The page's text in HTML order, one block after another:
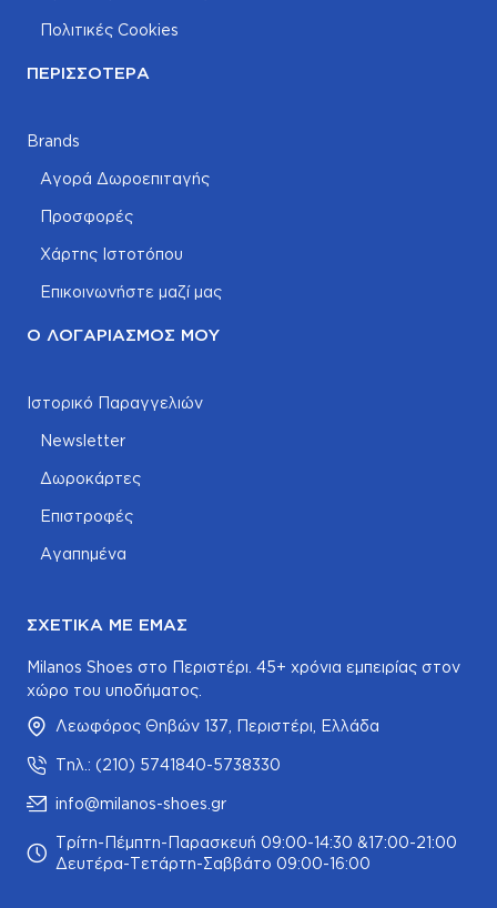
Πολιτικές Cookies
ΠΕΡΙΣΣΌΤΕΡΑ
Brands
Αγορά Δωροεπιταγής
Προσφορές
Χάρτης Ιστοτόπου
Επικοινωνήστε μαζί μας
Ο ΛΟΓΑΡΙΑΣΜΌΣ ΜΟΥ
Ιστορικό Παραγγελιών
Newsletter
Δωροκάρτες
Επιστροφές
Αγαπημένα
ΣΧΕΤΙΚΆ ΜΕ ΕΜΆΣ
Milanos Shoes στο Περιστέρι. 45+ χρόνια εμπειρίας στον
χώρο του υποδήματος.
Λεωφόρος Θηβών 137, Περιστέρι, Ελλάδα
Τηλ.: (210) 5741840-5738330
info@milanos-shoes.gr
Τρίτη-Πέμπτη-Παρασκευή 09:00-14:30 &17:00-21:00
Δευτέρα-Τετάρτη-Σαββάτο 09:00-16:00